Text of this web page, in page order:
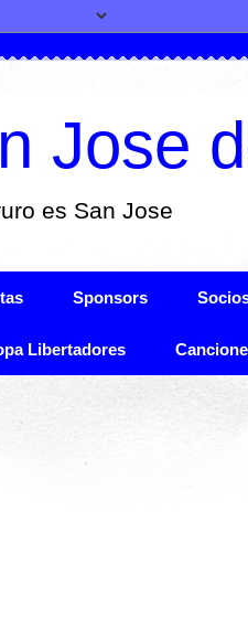
Jose
es San Jose
Sponsors
Libertadores